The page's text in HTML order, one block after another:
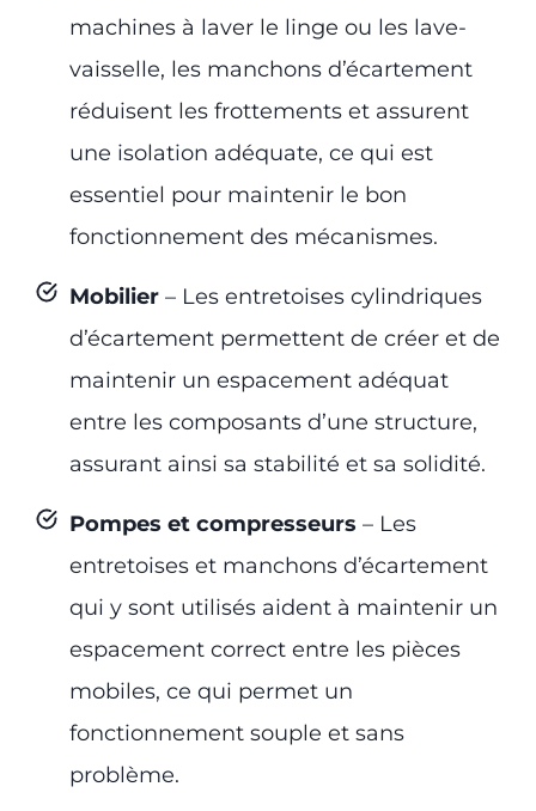
machines à laver le linge ou les lave-
vaisselle, les manchons d’écartement
réduisent les frottements et assurent
une isolation adéquate, ce qui est
essentiel pour maintenir le bon
fonctionnement des mécanismes.
Mobilier – Les entretoises cylindriques
d’écartement permettent de créer et de
maintenir un espacement adéquat
entre les composants d’une structure,
assurant ainsi sa stabilité et sa solidité.
Pompes et compresseurs – Les
entretoises et manchons d’écartement
qui y sont utilisés aident à maintenir un
espacement correct entre les pièces
mobiles, ce qui permet un
fonctionnement souple et sans
problème.